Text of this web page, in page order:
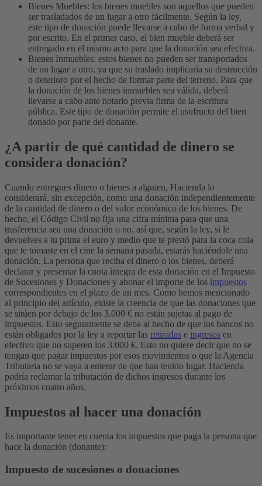
Bienes Muebles: los bienes muebles son aquellos que pueden
ser trasladados de un lugar a otro fácilmente. Según la ley,
este tipo de donación puede llevarse a cabo de forma verbal y
por escrito. En el primer caso, el bien mueble deberá ser
entregado en el mismo acto para que la donación sea efectiva.
Bienes Inmuebles: estos bienes no pueden ser transportados
de un lugar a otro, ya que su traslado implicaría su destrucción
o deterioro por el hecho de formar parte del terreno. Para que
la donación de los bienes inmuebles sea válida, deberá
llevarse a cabo ante notario previa firma de la escritura
pública. Este tipo de donación permite el usufructo del bien
donado por parte del donante.
¿A partir de qué cantidad de dinero se
considera donación?
Cuando entregues dinero o bienes a alguien, Hacienda lo
considerará, sin excepción, como una donación independientemente
de la cantidad de dinero o del valor económico de los bienes. De
hecho, el Código Civil no fija una cifra mínima para que una
trasferencia sea una donación o no, así que, según la ley, si le
devuelves a tu prima el euro y medio que te prestó para la coca cola
que te tomaste en el cine la semana pasada, estarás haciéndole una
donación. La persona que reciba el dinero o los bienes, deberá
declarar y presentar la cuota íntegra de esta donación en el Impuesto
de Sucesiones y Donaciones y abonar el importe de los impuestos
correspondientes en el plazo de un mes. Como hemos mencionado
al principio del artículo, existe la creencia de que las donaciones que
se sitúen por debajo de los 3.000 € no están sujetas al pago de
impuestos. Esto seguramente se deba al hecho de que los bancos no
están obligados por la ley a reportar las retiradas e ingresos en
efectivo que no superen los 3.000 €. Esto no quiere decir que no se
tengan que pagar impuestos por esos movimientos o que la Agencia
Tributaria no se vaya a enterar de que han tenido lugar. Hacienda
podría reclamar la tributación de dichos ingresos durante los
próximos cuatro años.
Impuestos al hacer una donación
Es importante tener en cuenta los impuestos que paga la persona que
hace la donación (donante):
Impuesto de sucesiones o donaciones